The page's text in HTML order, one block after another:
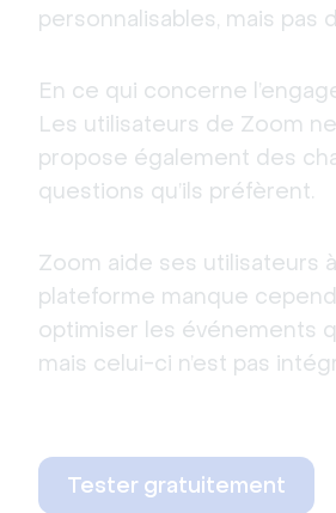
personnalisables, mais pas
En ce qui concerne
Les utilisateurs de Zoom
propose également des
questions qu’ils préfèrent.
Zoom aide ses utilisateurs
plateforme manque
optimiser les événements
mais celui-ci n’est pas
Tester gratuitement